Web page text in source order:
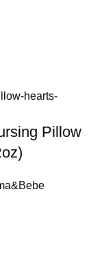
Pillow